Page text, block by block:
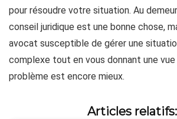
pour résoudre votre situation. Au
conseil juridique est une bonne chose,
avocat susceptible de gérer une
complexe tout en vous donnant une vue
problème est encore mieux.
Articles relatifs: